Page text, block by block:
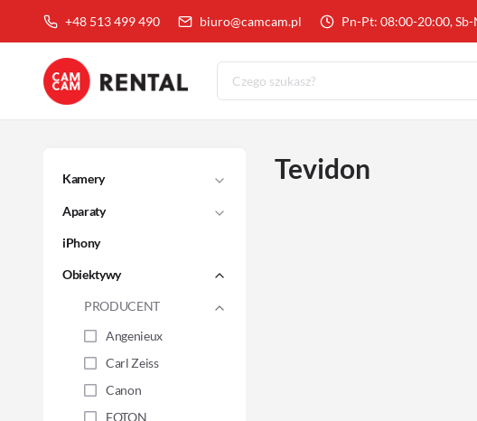
+48 513 499 490 biuro@camcam.pl Pn-Pt: 08:00-20:00,
Kamery
Aparaty
iPhony
Obiektywy
PRODUCENT
Angenieux
Carl Zeiss
Canon
FOTON
Tevidon